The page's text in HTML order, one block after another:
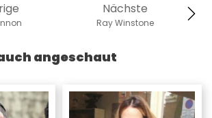
Nächste
Ray Winstone
angeschaut